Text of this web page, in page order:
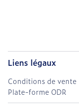
Liens légaux
Conditions de vente
Plate-forme ODR